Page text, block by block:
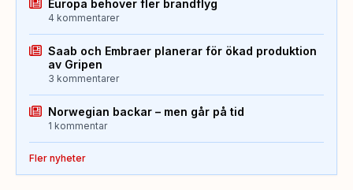
Europa behöver fler brandflyg
4 kommentarer
Saab och Embraer planerar för ökad produktion
av Gripen
3 kommentarer
Norwegian backar – men går på tid
1 kommentar
Fler nyheter